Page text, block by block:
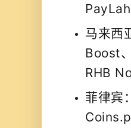
马来西
Boost
RHB
菲律宾